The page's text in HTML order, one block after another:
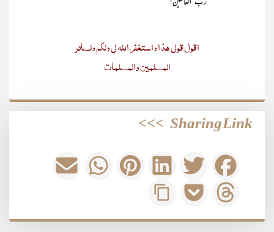
اقول قولی ھذا واستغفر اللہ لی ولکم ولسائر
المسلمین والمسلمات
Sharing Link
>>>